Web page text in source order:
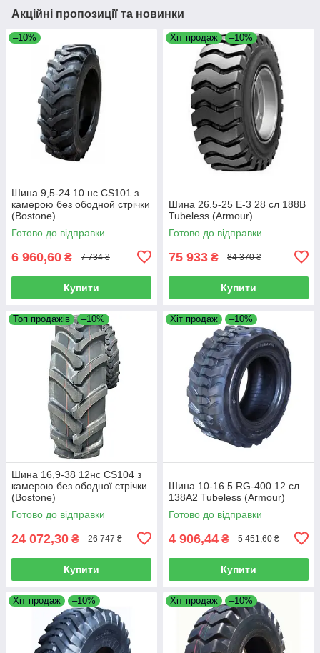
Акційні пропозиції та новинки
–10%
Шина 9,5-24 10 нс CS101 з
камерою без ободной стрічки
(Bostone)
Готово до відправки
6 960,60 ₴ 7 734 ₴
Купити
Хіт продаж –10%
Шина 26.5-25 E-3 28 сл 188B
Tubeless (Armour)
Готово до відправки
75 933 ₴ 84 370 ₴
Купити
Топ продажів –10%
Шина 16,9-38 12нс CS104 з
камерою без ободної стрічки
(Bostone)
Готово до відправки
24 072,30 ₴ 26 747 ₴
Купити
Хіт продаж –10%
Шина 10-16.5 RG-400 12 сл
138A2 Tubeless (Armour)
Готово до відправки
4 906,44 ₴ 5 451,60 ₴
Купити
Хіт продаж –10% Хіт продаж –10%